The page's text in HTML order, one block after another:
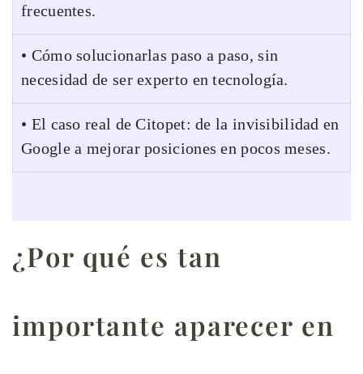
frecuentes.
• Cómo solucionarlas paso a paso, sin
necesidad de ser experto en tecnología.
• El caso real de Citopet: de la invisibilidad en
Google a mejorar posiciones en pocos meses.
¿Por qué es tan
importante aparecer en